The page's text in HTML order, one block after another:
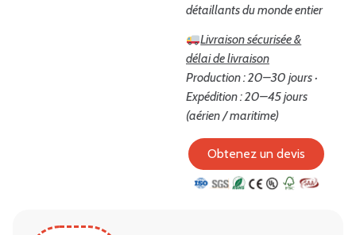
détaillants du monde entier
Livraison sécurisée &
délai de livraison
Production : 20–30 jours ·
Expédition : 20–45 jours
(aérien / maritime)
Obtenez un devis